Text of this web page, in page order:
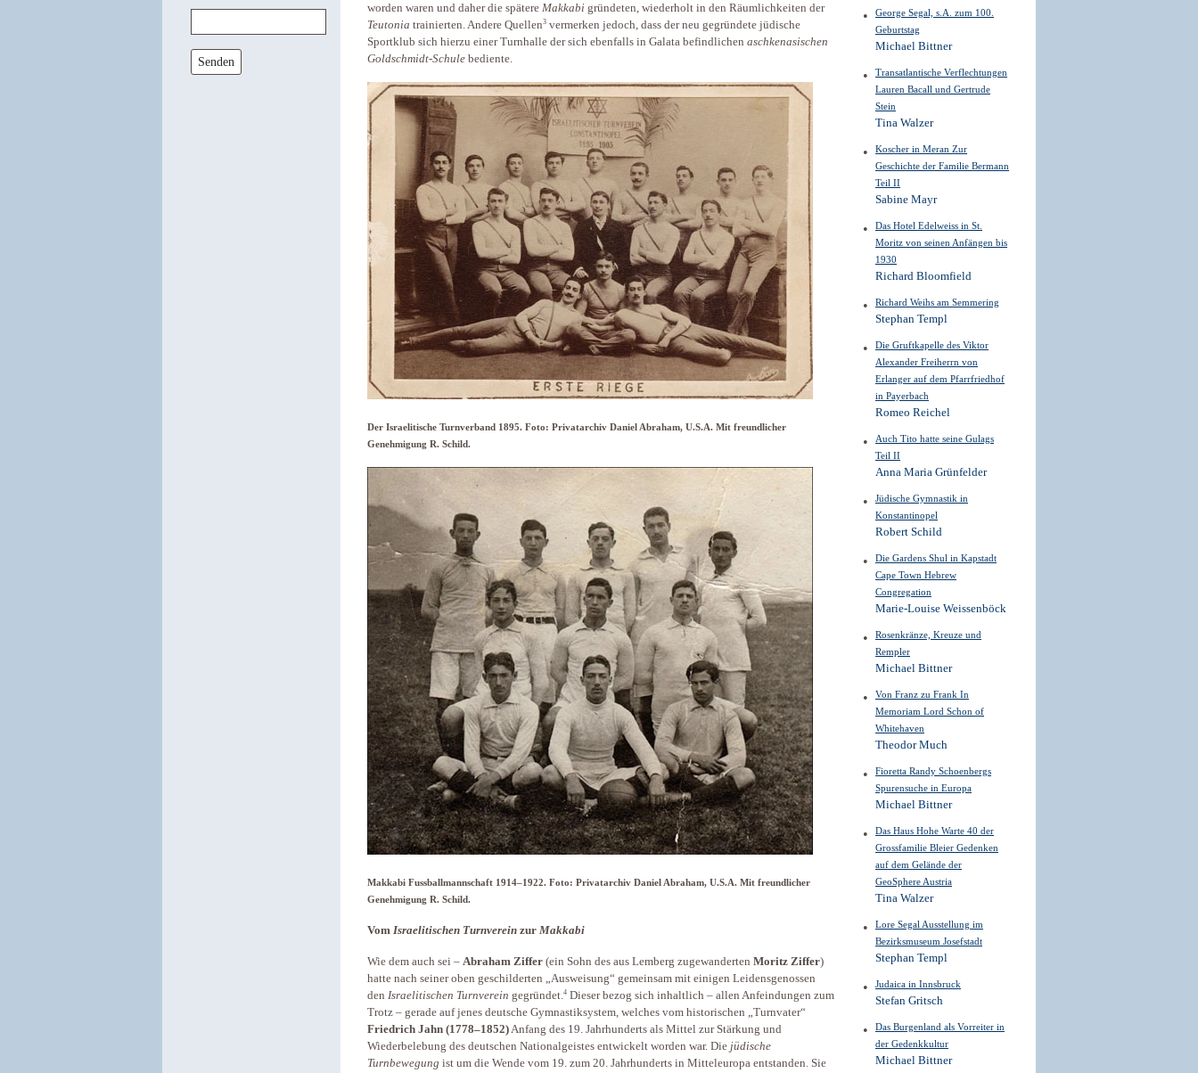
Senden
worden waren und daher die spätere Makkabi gründeten, wiederholt in den Räumlichkeiten der
Teutonia trainierten. Andere Quellen3 vermerken jedoch, dass der neu gegründete jüdische
Sportklub sich hierzu einer Turnhalle der sich ebenfalls in Galata befindlichen aschkenasischen
Goldschmidt-Schule bediente.
Der Israelitische Turnverband 1895. Foto: Privatarchiv Daniel Abraham, U.S.A. Mit freundlicher
Genehmigung R. Schild.
Makkabi Fussballmannschaft 1914–1922. Foto: Privatarchiv Daniel Abraham, U.S.A. Mit freundlicher
Genehmigung R. Schild.
Vom Israelitischen Turnverein zur Makkabi
Wie dem auch sei – Abraham Ziffer (ein Sohn des aus Lemberg zugewanderten Moritz Ziffer)
hatte nach seiner oben geschilderten „Ausweisung“ gemeinsam mit einigen Leidensgenossen
den Israelitischen Turnverein gegründet.4 Dieser bezog sich inhaltlich – allen Anfeindungen zum
Trotz – gerade auf jenes deutsche Gymnastiksystem, welches vom historischen „Turnvater“
Friedrich Jahn (1778–1852)Anfang des 19. Jahrhunderts als Mittel zur Stärkung und
Wiederbelebung des deutschen Nationalgeistes entwickelt worden war. Die jüdische
Turnbewegung ist um die Wende vom 19. zum 20. Jahrhunderts in Mitteleuropa entstanden. Sie
George Segal, s.A. zum 100.
Geburtstag
Michael Bittner
Transatlantische Verflechtungen
Lauren Bacall und Gertrude
Stein
Tina Walzer
Koscher in Meran Zur
Geschichte der Familie Bermann
Teil II
Sabine Mayr
Das Hotel Edelweiss in St.
Moritz von seinen Anfängen bis
1930
Richard Bloomfield
Richard Weihs am Semmering
Stephan Templ
Die Gruftkapelle des Viktor
Alexander Freiherrn von
Erlanger auf dem Pfarrfriedhof
in Payerbach
Romeo Reichel
Auch Tito hatte seine Gulags
Teil II
Anna Maria Grünfelder
Jüdische Gymnastik in
Konstantinopel
Robert Schild
Die Gardens Shul in Kapstadt
Cape Town Hebrew
Congregation
Marie-Louise Weissenböck
Rosenkränze, Kreuze und
Rempler
Michael Bittner
Von Franz zu Frank In
Memoriam Lord Schon of
Whitehaven
Theodor Much
Fioretta Randy Schoenbergs
Spurensuche in Europa
Michael Bittner
Das Haus Hohe Warte 40 der
Grossfamilie Bleier Gedenken
auf dem Gelände der
GeoSphere Austria
Tina Walzer
Lore Segal Ausstellung im
Bezirksmuseum Josefstadt
Stephan Templ
Judaica in Innsbruck
Stefan Gritsch
Das Burgenland als Vorreiter in
der Gedenkkultur
Michael Bittner